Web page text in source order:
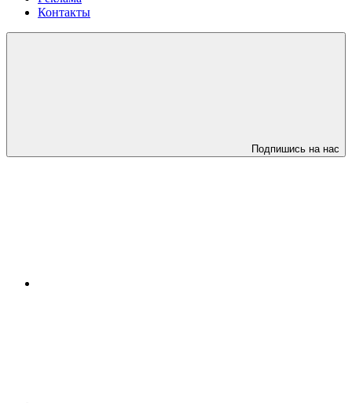
Контакты
Подпишись на нас